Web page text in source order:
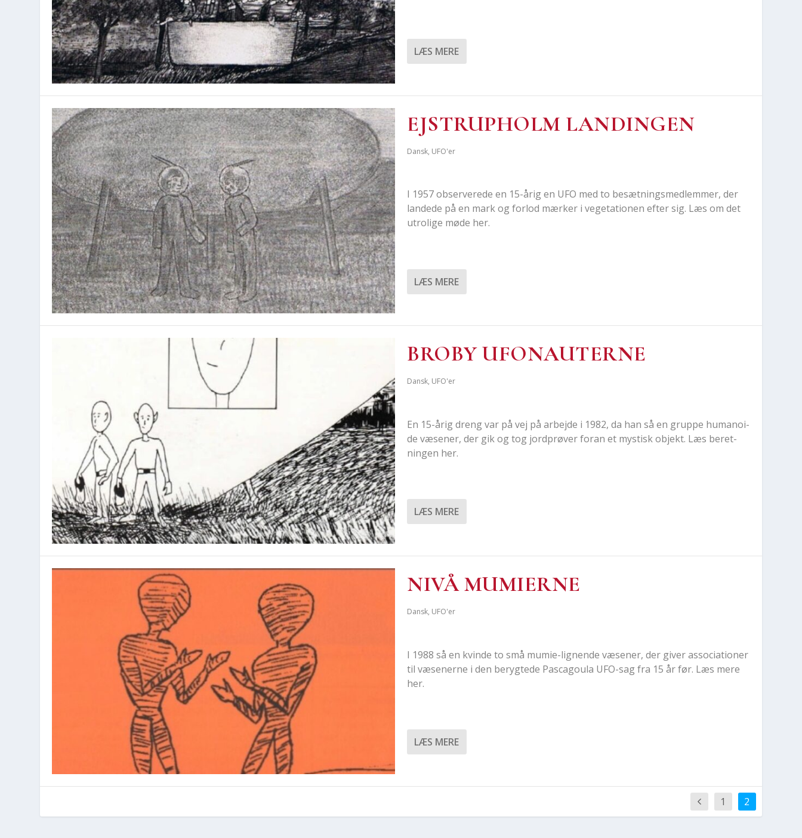
LÆS MERE
EJSTRUP­HOLM LAN­DIN­GEN
Dansk, UFO'er
I 1957 obser­ve­re­de en 15-årig en UFO med to besæt­nings­med­lem­mer, der
lan­de­de på en mark og for­lod mær­ker i vege­ta­tio­nen efter sig. Læs om det
utro­li­ge møde her.
LÆS MERE
BRO­BY UFO­NAU­TER­NE
Dansk, UFO'er
En 15-årig dreng var på vej på arbej­de i 1982, da han så en grup­pe huma­noi­
de væse­ner, der gik og tog jord­prø­ver for­an et mystisk objekt. Læs beret­
nin­gen her.
LÆS MERE
NIVÅ MUMI­ER­NE
Dansk, UFO'er
I 1988 så en kvin­de to små mumie-lig­nen­de væse­ner, der giver asso­ci­a­tio­ner
til væse­ner­ne i den beryg­te­de Pasca­gou­la UFO-sag fra 15 år før. Læs mere
her.
LÆS MERE
1 2